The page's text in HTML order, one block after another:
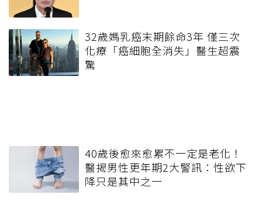
32歲媽乳癌末期餘命3年 僅三次
化療「癌細胞全消失」醫生超震
驚
40歲後愈來愈累不一定是老化！
醫揭男性更年期2大警訊：性欲下
降只是其中之一